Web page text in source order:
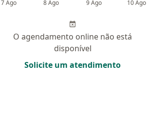
7 Ago 8 Ago 9 Ago 10 Ago
O agendamento online não está
disponível
Solicite um atendimento